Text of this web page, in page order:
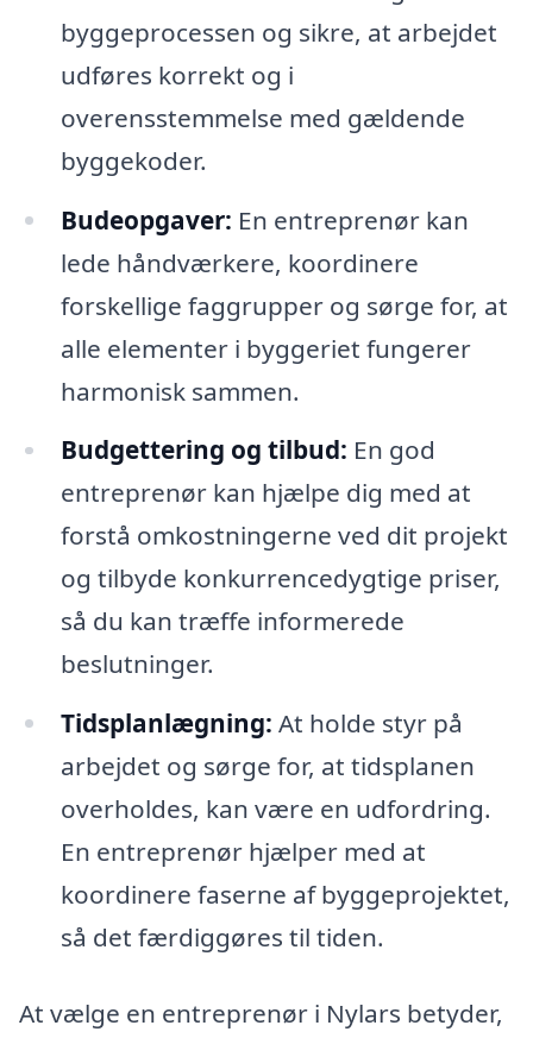
byggeprocessen og sikre, at arbejdet
udføres korrekt og i
overensstemmelse med gældende
byggekoder.
Budeopgaver: En entreprenør kan
lede håndværkere, koordinere
forskellige faggrupper og sørge for, at
alle elementer i byggeriet fungerer
harmonisk sammen.
Budgettering og tilbud: En god
entreprenør kan hjælpe dig med at
forstå omkostningerne ved dit projekt
og tilbyde konkurrencedygtige priser,
så du kan træffe informerede
beslutninger.
Tidsplanlægning: At holde styr på
arbejdet og sørge for, at tidsplanen
overholdes, kan være en udfordring.
En entreprenør hjælper med at
koordinere faserne af byggeprojektet,
så det færdiggøres til tiden.
At vælge en entreprenør i Nylars betyder,